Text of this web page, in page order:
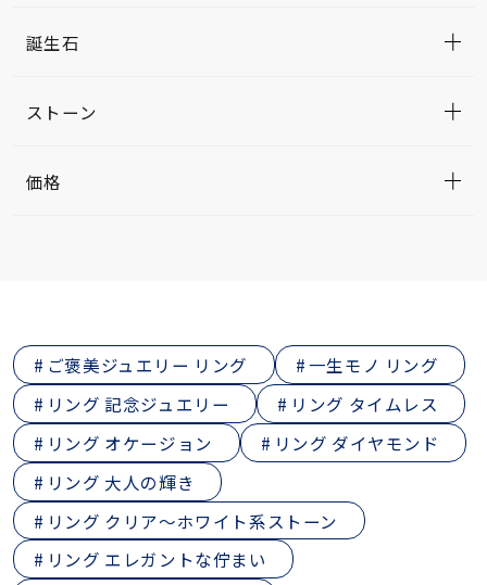
誕生石
ストーン
価格
ご褒美ジュエリー リング
一生モノ リング
リング 記念ジュエリー
リング タイムレス
リング オケージョン
リング ダイヤモンド
リング 大人の輝き
リング クリア～ホワイト系ストーン
リング エレガントな佇まい